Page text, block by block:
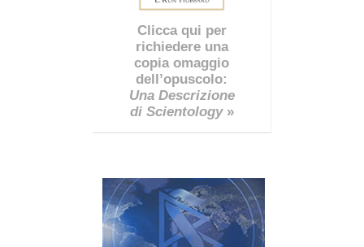
Clicca qui per
richiedere una
copia omaggio
dell’opuscolo:
Una Descrizione
di Scientology»